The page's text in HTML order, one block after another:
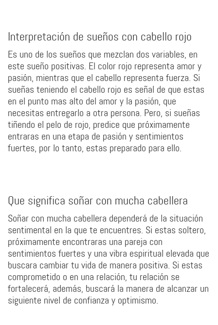
Interpretación de sueños con cabello rojo
Es uno de los sueños que mezclan dos variables, en
este sueño positivas. El color rojo representa amor y
pasión, mientras que el cabello representa fuerza. Si
sueñas teniendo el cabello rojo es señal de que estas
en el punto mas alto del amor y la pasión, que
necesitas entregarlo a otra persona. Pero, si sueñas
tiñendo el pelo de rojo, predice que próximamente
entraras en una etapa de pasión y sentimientos
fuertes, por lo tanto, estas preparado para ello.
Que significa soñar con mucha cabellera
Soñar con mucha cabellera dependerá de la situación
sentimental en la que te encuentres. Si estas soltero,
próximamente encontraras una pareja con
sentimientos fuertes y una vibra espiritual elevada que
buscara cambiar tu vida de manera positiva. Si estas
comprometido o en una relación, tu relación se
fortalecerá, además, buscará la manera de alcanzar un
siguiente nivel de confianza y optimismo.